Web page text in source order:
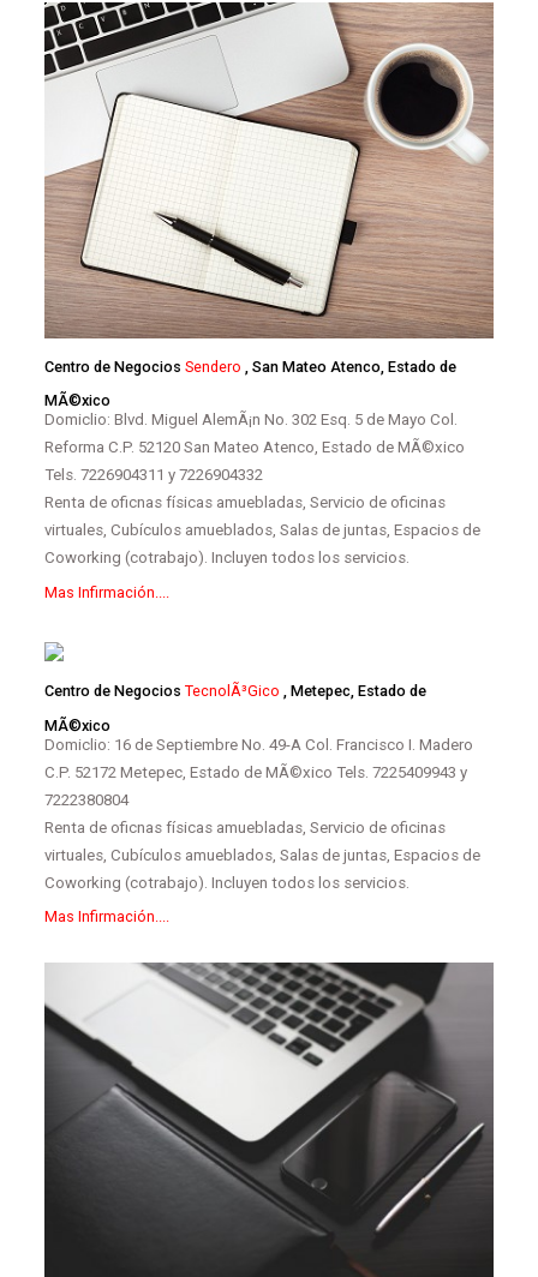
Centro de NegociosSendero , San Mateo Atenco, Estado de
MÃ©xico
Domiclio: Blvd. Miguel AlemÃ¡n No. 302 Esq. 5 de Mayo Col.
Reforma C.P. 52120 San Mateo Atenco, Estado de MÃ©xico
Tels. 7226904311 y 7226904332
Renta de oficnas físicas amuebladas, Servicio de oficinas
virtuales, Cubículos amueblados, Salas de juntas, Espacios de
Coworking (cotrabajo). Incluyen todos los servicios.
Mas Infirmación....
Centro de NegociosTecnolÃ³gico , Metepec, Estado de
MÃ©xico
Domiclio: 16 de Septiembre No. 49-A Col. Francisco I. Madero
C.P. 52172 Metepec, Estado de MÃ©xico Tels. 7225409943 y
7222380804
Renta de oficnas físicas amuebladas, Servicio de oficinas
virtuales, Cubículos amueblados, Salas de juntas, Espacios de
Coworking (cotrabajo). Incluyen todos los servicios.
Mas Infirmación....